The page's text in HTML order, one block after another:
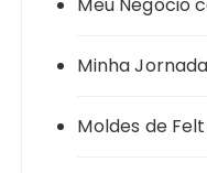
Minha
Moldes de